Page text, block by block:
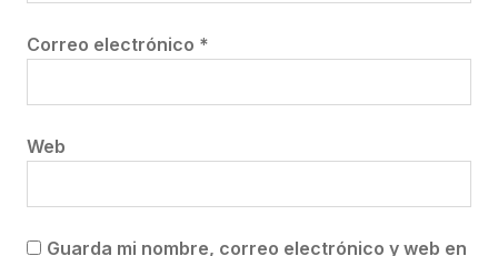
Correo electrónico *
Web
Guarda mi nombre, correo electrónico y web en